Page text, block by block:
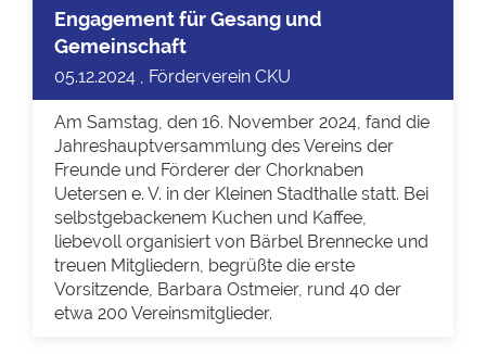
Engagement für Gesang und
Gemeinschaft
05.12.2024 , Förderverein CKU
Am Samstag, den 16. November 2024, fand die
Jahreshauptversammlung des Vereins der
Freunde und Förderer der Chorknaben
Uetersen e. V. in der Kleinen Stadthalle statt. Bei
selbstgebackenem Kuchen und Kaffee,
liebevoll organisiert von Bärbel Brennecke und
treuen Mitgliedern, begrüßte die erste
Vorsitzende, Barbara Ostmeier, rund 40 der
etwa 200 Vereinsmitglieder.